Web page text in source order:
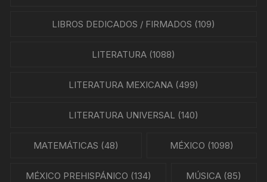
LIBROS DEDICADOS / FIRMADOS (109)
LITERATURA(1088)
LITERATURA MEXICANA(499)
LITERATURA UNIVERSAL (140)
MATEMÁTICAS (48) MÉXICO (1098)
MÉXICO PREHISPÁNICO (134) MÚSICA (85)